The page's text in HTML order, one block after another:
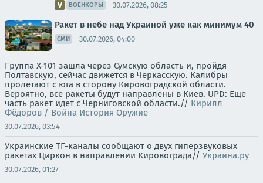
ВОЕНКОРЫ 30.07.2026, 08:25
Ракет в небе над Украиной уже как минимум 40
СМИ 30.07.2026, 04:00
Группа Х-101 зашла через Сумскую область и, пройдя
Полтавскую, сейчас движется в Черкасскую. Калибры
пролетают с юга в сторону Кировоградской области.
Вероятно, все ракеты будут направлены в Киев. UPD: Еще
часть ракет идет с Черниговской области.// Кирилл
Фёдоров / Война История Оружие
30.07.2026, 03:54
Украинские ТГ-каналы сообщают о двух гиперзвуковых
ракетах Циркон в направлении Кировограда// Украина.ру
30.07.2026, 01:27